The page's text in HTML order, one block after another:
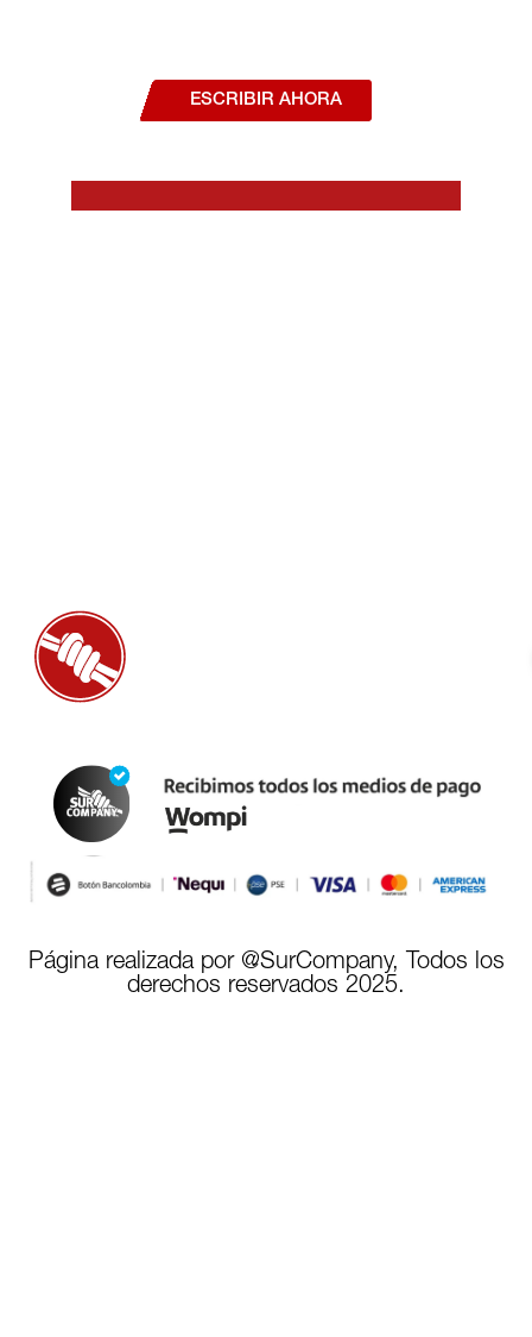
ESCRIBIR AHORA
Página realizada por @SurCompany, Todos los
derechos reservados 2025.